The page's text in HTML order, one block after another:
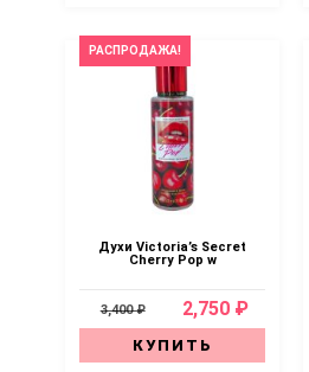
РАСПРОДАЖА!
Духи Victoria’s Secret
Cherry Pop w
3,400 ₽ 2,750 ₽
КУПИТЬ